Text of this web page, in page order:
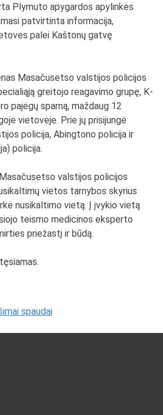
Plymuto apygardos apylinkės
patvirtinta informacija,
palei Kaštonų gatvę
Masačusetso valstijos policijos
greitojo reagavimo grupę, K-
pajėgų sparną, maždaug 12
vietovėje. Prie jų prisijungė
policija, Abingtono policija ir
policija.
valstijos policijos
vietos tarnybos skyrius
nusikaltimo vietą. Į įvykio vietą
teismo medicinos eksperto
priežastį ir būdą.
spaudai